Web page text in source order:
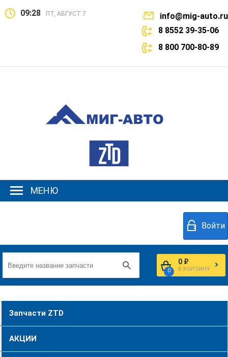
09:28 ПТ, АВГУСТ 7
info@mig-auto.ru
8 8552 39-35-06
8 800 700-80-89
МЕНЮ
Войти
0
0 ₽
В КОРЗИНУ
Запчасти ZTD
АКЦИИ